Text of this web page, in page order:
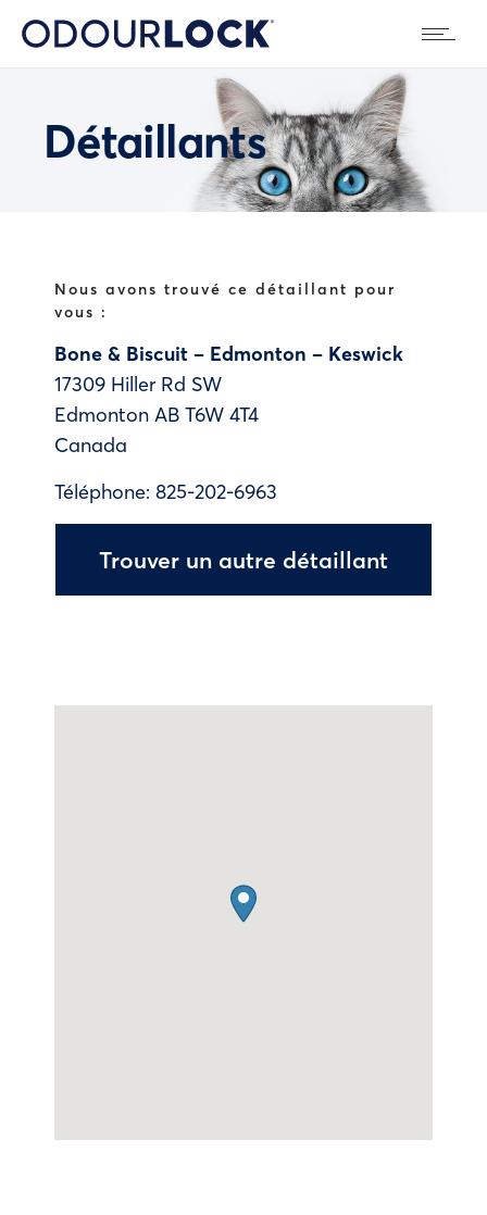
Détaillants
Nous avons trouvé ce détaillant pour
vous :
Bone & Biscuit – Edmonton – Keswick
17309 Hiller Rd SW
Edmonton AB T6W 4T4
Canada
Téléphone: 825-202-6963
Trouver un autre détaillant